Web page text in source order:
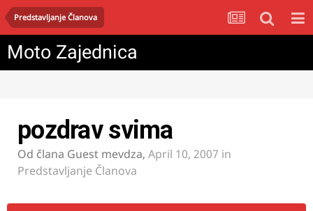
Predstavljanje Članova
Moto Zajednica
pozdrav svima
Od člana Guest mevdza, April 10, 2007 in
Predstavljanje Članova